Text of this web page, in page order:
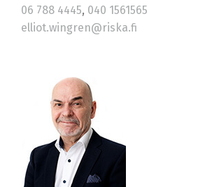
06 788 4445, 040 1561565
elliot.wingren@riska.fi